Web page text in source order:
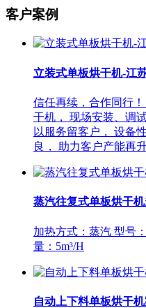
客户案例
立装式单板烘干机-江
信任再续，合作同行
干机， 现场安装、调
以服务留客户， 设备
良， 助力客户产能再升
蒸汽往复式单板烘干
加热方式：蒸汽 型号
量：5m³/H
自动上下料单板烘干机